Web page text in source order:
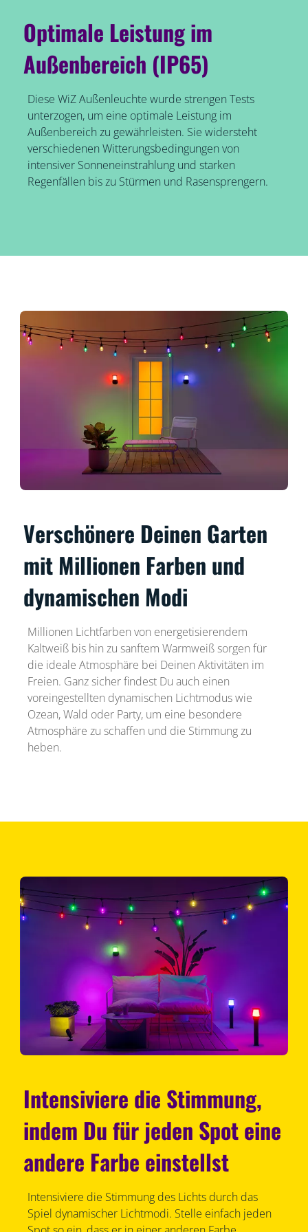
Optimale Leistung im
Außenbereich (IP65)
Diese WiZ Außenleuchte wurde strengen Tests
unterzogen, um eine optimale Leistung im
Außenbereich zu gewährleisten. Sie widersteht
verschiedenen Witterungsbedingungen von
intensiver Sonneneinstrahlung und starken
Regenfällen bis zu Stürmen und Rasensprengern.
Verschönere Deinen Garten
mit Millionen Farben und
dynamischen Modi
Millionen Lichtfarben von energetisierendem
Kaltweiß bis hin zu sanftem Warmweiß sorgen für
die ideale Atmosphäre bei Deinen Aktivitäten im
Freien. Ganz sicher findest Du auch einen
voreingestellten dynamischen Lichtmodus wie
Ozean, Wald oder Party, um eine besondere
Atmosphäre zu schaffen und die Stimmung zu
heben.
Intensiviere die Stimmung,
indem Du für jeden Spot eine
andere Farbe einstellst
Intensiviere die Stimmung des Lichts durch das
Spiel dynamischer Lichtmodi. Stelle einfach jeden